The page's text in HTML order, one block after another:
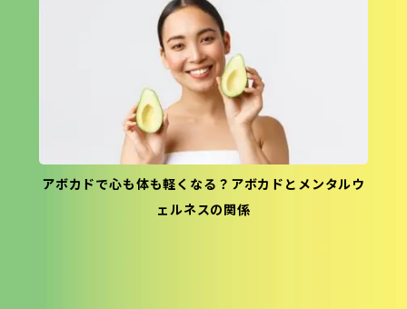
アボカドで心も体も軽くなる？アボカドとメンタルウ
ェルネスの関係